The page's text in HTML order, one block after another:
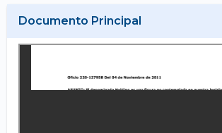
Documento Principal